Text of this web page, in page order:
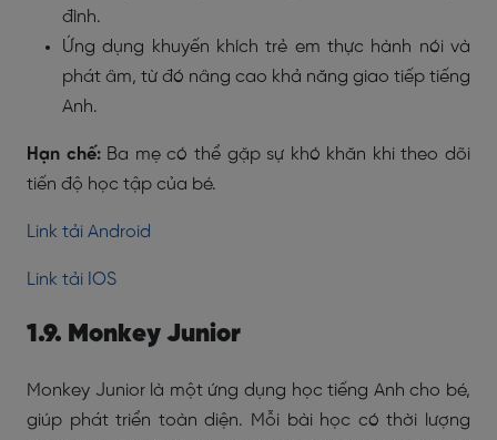
đình.
Ứng dụng khuyến khích trẻ em thực hành nói và
phát âm, từ đó nâng cao khả năng giao tiếp tiếng
Anh.
Hạn chế: Ba mẹ có thể gặp sự khó khăn khi theo dõi
tiến độ học tập của bé.
Link tải Android
Link tải IOS
1.9. Monkey Junior
Monkey Junior là một ứng dụng học tiếng Anh cho bé,
giúp phát triển toàn diện. Mỗi bài học có thời lượng